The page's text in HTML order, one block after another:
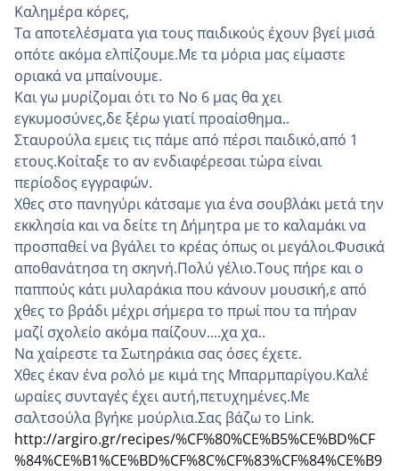
Καλημέρα κόρες,
Τα αποτελέσματα για τους παιδικούς έχουν βγεί μισά
οπότε ακόμα ελπίζουμε.Με τα μόρια μας είμαστε
οριακά να μπαίνουμε.
Και γω μυρίζομαι ότι το Νο 6 μας θα χει
εγκυμοσύνες,δε ξέρω γιατί προαίσθημα..
Σταυρούλα εμεις τις πάμε από πέρσι παιδικό,από 1
ετους.Κοίταξε το αν ενδιαφέρεσαι τώρα είναι
περίοδος εγγραφών.
Χθες στο πανηγύρι κάτσαμε για ένα σουβλάκι μετά την
εκκλησία και να δείτε τη Δήμητρα με το καλαμάκι να
προσπαθεί να βγάλει το κρέας όπως οι μεγάλοι.Φυσικά
αποθανάτησα τη σκηνή.Πολύ γέλιο.Τους πήρε και ο
παππούς κάτι μυλαράκια που κάνουν μουσική,ε από
χθες το βράδι μέχρι σήμερα το πρωί που τα πήραν
μαζί σχολείο ακόμα παίζουν....χα χα..
Να χαίρεστε τα Σωτηράκια σας όσες έχετε.
Χθες έκαν ένα ρολό με κιμά της Μπαρμπαρίγου.Καλέ
ωραίες συνταγές έχει αυτή,πετυχημένες.Με
σαλτσούλα βγήκε μούρλια.Σας βάζω το Link.
http://argiro.gr/recipes/%CF%80%CE%B5%CE%BD%CF
%84%CE%B1%CE%BD%CF%8C%CF%83%CF%84%CE%B9